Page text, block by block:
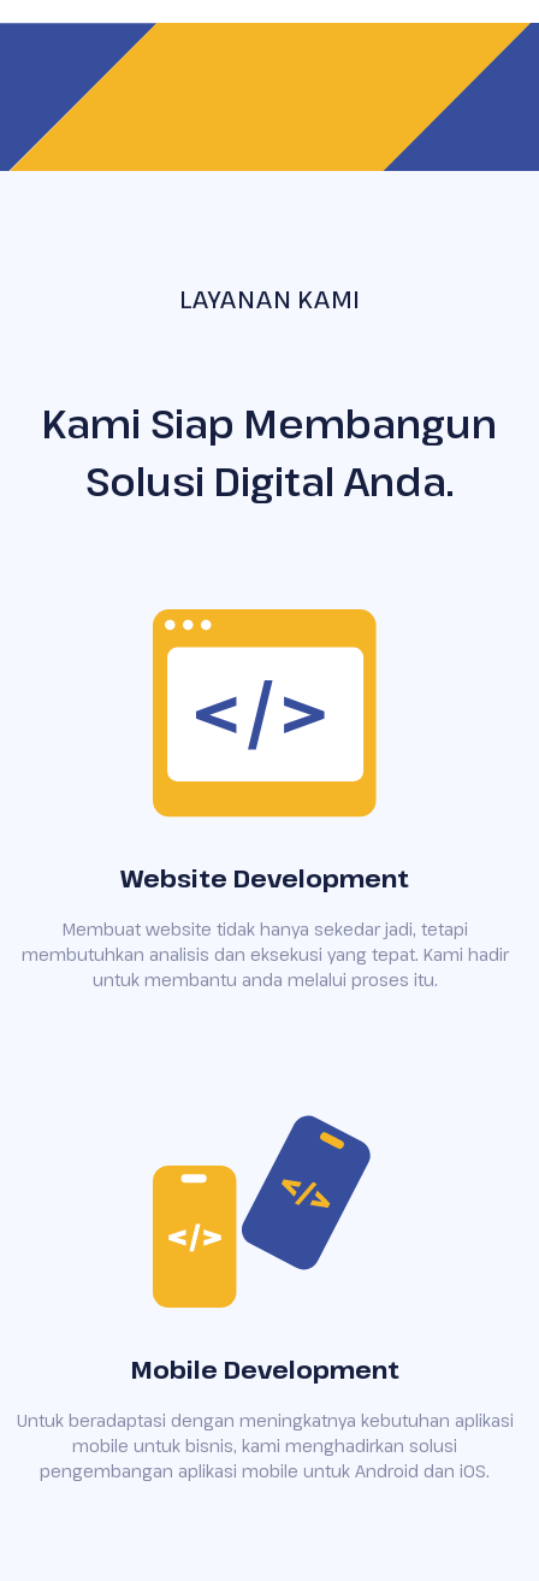
Solusi Digital Anda.
Website Development
Membuat website tidak hanya sekedar jadi, tetapi
membutuhkan analisis dan eksekusi yang tepat. Kami hadir
untuk membantu anda melalui proses itu.
Mobile Development
Untuk beradaptasi dengan meningkatnya kebutuhan aplikasi
mobile untuk bisnis, kami menghadirkan solusi
pengembangan aplikasi mobile untuk Android dan iOS.